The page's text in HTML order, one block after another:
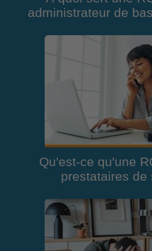
administrateur de
Qu'est-ce qu'une
prestataires de